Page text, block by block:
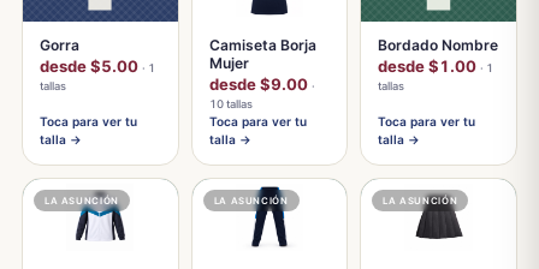
Gorra
desde $5.00 · 1
tallas
Toca para ver tu
talla →
Camiseta Borja
Mujer
desde $9.00 ·
10 tallas
Toca para ver tu
talla →
Bordado Nombre
desde $1.00 · 1
tallas
Toca para ver tu
talla →
LA ASUNCIÓN LA ASUNCIÓN LA ASUNCIÓN